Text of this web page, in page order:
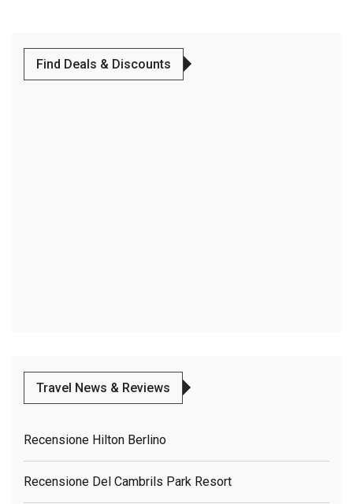
Find Deals & Discounts
Travel News & Reviews
Recensione Hilton Berlino
Recensione Del Cambrils Park Resort